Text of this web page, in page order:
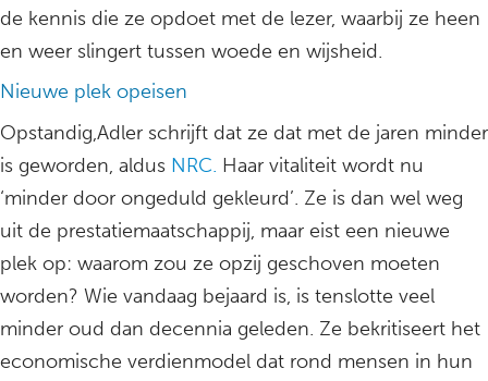
de kennis die ze opdoet met de lezer, waarbij ze heen
en weer slingert tussen woede en wijsheid.
Nieuwe plek opeisen
Opstandig,Adler schrijft dat ze dat met de jaren minder
is geworden, aldus NRC. Haar vitaliteit wordt nu
‘minder door ongeduld gekleurd’. Ze is dan wel weg
uit de prestatiemaatschappij, maar eist een nieuwe
plek op: waarom zou ze opzij geschoven moeten
worden? Wie vandaag bejaard is, is tenslotte veel
minder oud dan decennia geleden. Ze bekritiseert het
economische verdienmodel dat rond mensen in hun